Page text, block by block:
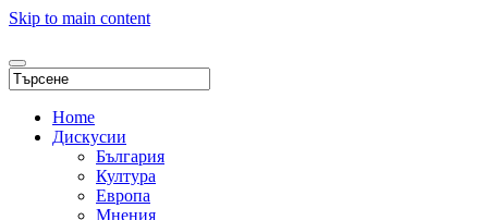
Skip to main content
Home
Дискусии
България
Култура
Европа
Мнения